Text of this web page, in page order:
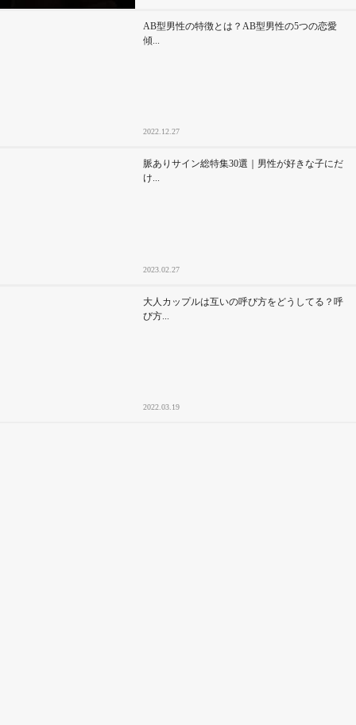
AB型男性の特徴とは？AB型男性の5つの恋愛
傾...
2022.12.27
脈ありサイン総特集30選｜男性が好きな子にだ
け...
2023.02.27
大人カップルは互いの呼び方をどうしてる？呼
び方...
2022.03.19